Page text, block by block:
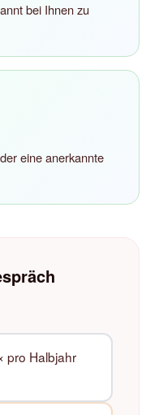
bei Ihnen zu
eine anerkannte
pro Halbjahr